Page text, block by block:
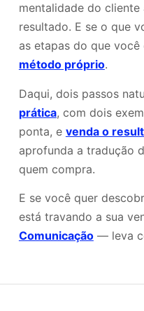
mentalidade do
resultado. E se o que
as etapas do que você
método próprio.
Daqui, dois passos
prática, com dois
ponta, e venda o
aprofunda a tradução
quem compra.
E se você quer
está travando a sua
Comunicação— leva